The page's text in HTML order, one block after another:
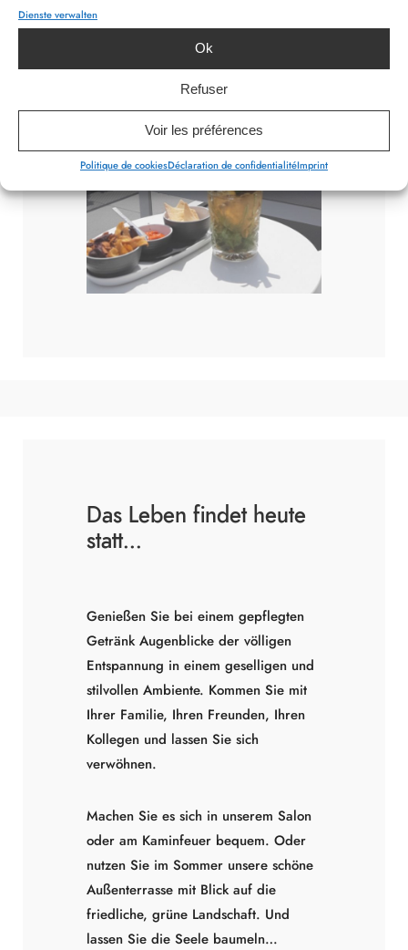
Dienste verwalten
Ok
Refuser
Voir les préférences
Politique de cookiesDéclaration de confidentialitéImprint
Das Leben findet heute
statt...
Genießen Sie bei einem gepflegten
Getränk Augenblicke der völligen
Entspannung in einem geselligen und
stilvollen Ambiente. Kommen Sie mit
Ihrer Familie, Ihren Freunden, Ihren
Kollegen und lassen Sie sich
verwöhnen.
Machen Sie es sich in unserem Salon
oder am Kaminfeuer bequem. Oder
nutzen Sie im Sommer unsere schöne
Außenterrasse mit Blick auf die
friedliche, grüne Landschaft. Und
lassen Sie die Seele baumeln…